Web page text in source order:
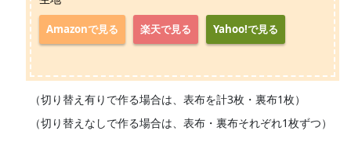
Amazonで見る 楽天で見る Yahoo!で見る
（切り替え有りで作る場合は、表布を計3枚・裏布1枚）
（切り替えなしで作る場合は、表布・裏布それぞれ1枚ずつ）